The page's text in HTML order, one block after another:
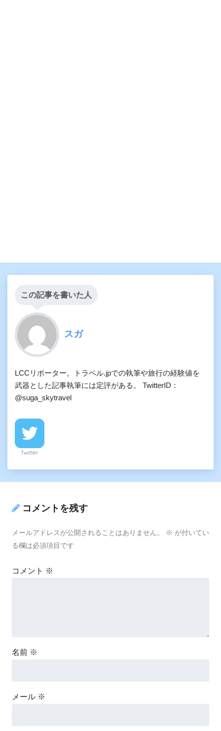
この記事を書いた人
スガ
LCCリポーター。トラベル.jpでの執筆や旅行の経験値を
武器とした記事執筆には定評がある。 TwitterID：
@suga_skytravel
Twitter
コメントを残す
メールアドレスが公開されることはありません。 ※ が付いてい
る欄は必須項目です
コメント ※
名前 ※
メール ※